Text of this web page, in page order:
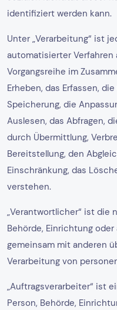
identifiziert werden kann.
Unter „Verarbeitung“ ist
automatisierter Verfahren
Vorgangsreihe im
Erheben, das Erfassen,
Speicherung, die
Auslesen, das Abfragen,
durch Übermittlung,
Bereitstellung, den
Einschränkung, das
verstehen.
„Verantwortlicher“ ist die
Behörde, Einrichtung
gemeinsam mit anderen
Verarbeitung von
„Auftragsverarbeiter“ ist
Person, Behörde,